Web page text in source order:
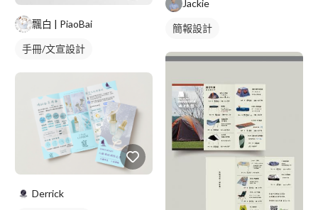
飄白 | PiaoBai
手冊/文宣設計
Derrick
Jackie
簡報設計